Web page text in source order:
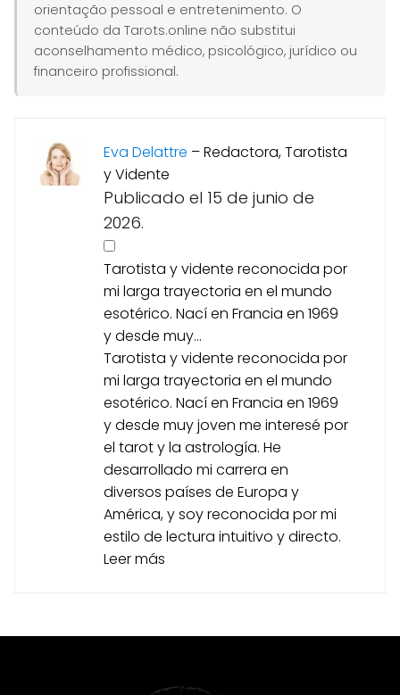
orientação pessoal e entretenimento. O
conteúdo da Tarots.online não substitui
aconselhamento médico, psicológico, jurídico ou
financeiro profissional.
Eva Delattre –Redactora, Tarotista
y Vidente
Publicado el 15 de junio de
2026.
Tarotista y vidente reconocida por
mi larga trayectoria en el mundo
esotérico. Nací en Francia en 1969
y desde muy...
Tarotista y vidente reconocida por
mi larga trayectoria en el mundo
esotérico. Nací en Francia en 1969
y desde muy joven me interesé por
el tarot y la astrología. He
desarrollado mi carrera en
diversos países de Europa y
América, y soy reconocida por mi
estilo de lectura intuitivo y directo.
Leer más